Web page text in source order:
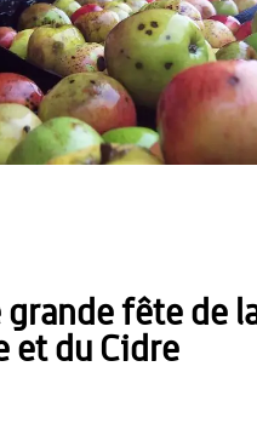
fête de
et du Cidre